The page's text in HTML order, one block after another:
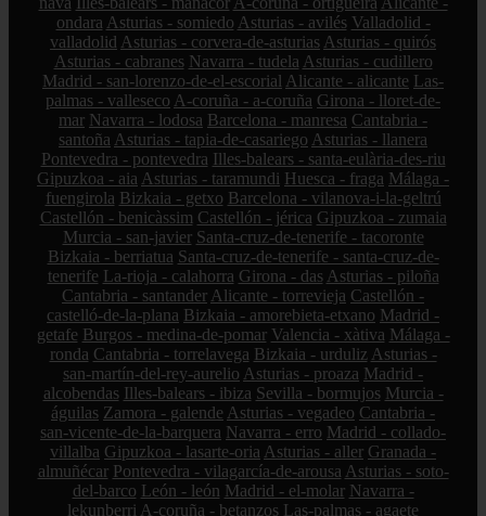
ondara Asturias - somiedo Asturias - avilés Valladolid -
valladolid Asturias - corvera-de-asturias Asturias - quirós
Asturias - cabranes Navarra - tudela Asturias - cudillero
Madrid - san-lorenzo-de-el-escorial Alicante - alicante Las-
palmas - valleseco A-coruña - a-coruña Girona - lloret-de-
mar Navarra - lodosa Barcelona - manresa Cantabria -
santoña Asturias - tapia-de-casariego Asturias - llanera
Pontevedra - pontevedra Illes-balears - santa-eulària-des-riu
Gipuzkoa - aia Asturias - taramundi Huesca - fraga Málaga -
fuengirola Bizkaia - getxo Barcelona - vilanova-i-la-geltrú
Castellón - benicàssim Castellón - jérica Gipuzkoa - zumaia
Murcia - san-javier Santa-cruz-de-tenerife - tacoronte
Bizkaia - berriatua Santa-cruz-de-tenerife - santa-cruz-de-
tenerife La-rioja - calahorra Girona - das Asturias - piloña
Cantabria - santander Alicante - torrevieja Castellón -
castelló-de-la-plana Bizkaia - amorebieta-etxano Madrid -
getafe Burgos - medina-de-pomar Valencia - xàtiva Málaga -
ronda Cantabria - torrelavega Bizkaia - urduliz Asturias -
san-martín-del-rey-aurelio Asturias - proaza Madrid -
alcobendas Illes-balears - ibiza Sevilla - bormujos Murcia -
águilas Zamora - galende Asturias - vegadeo Cantabria -
san-vicente-de-la-barquera Navarra - erro Madrid - collado-
villalba Gipuzkoa - lasarte-oria Asturias - aller Granada -
almuñécar Pontevedra - vilagarcía-de-arousa Asturias - soto-
del-barco León - león Madrid - el-molar Navarra -
lekunberri A-coruña - betanzos Las-palmas - agaete